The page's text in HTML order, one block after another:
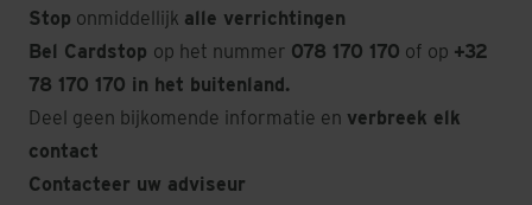
Stop onmiddellijk alle verrichtingen
Bel Cardstop op het nummer 078 170 170 of op +32
78 170 170 in het buitenland.
Deel geen bijkomende informatie en verbreek elk
contact
Contacteer uw adviseur